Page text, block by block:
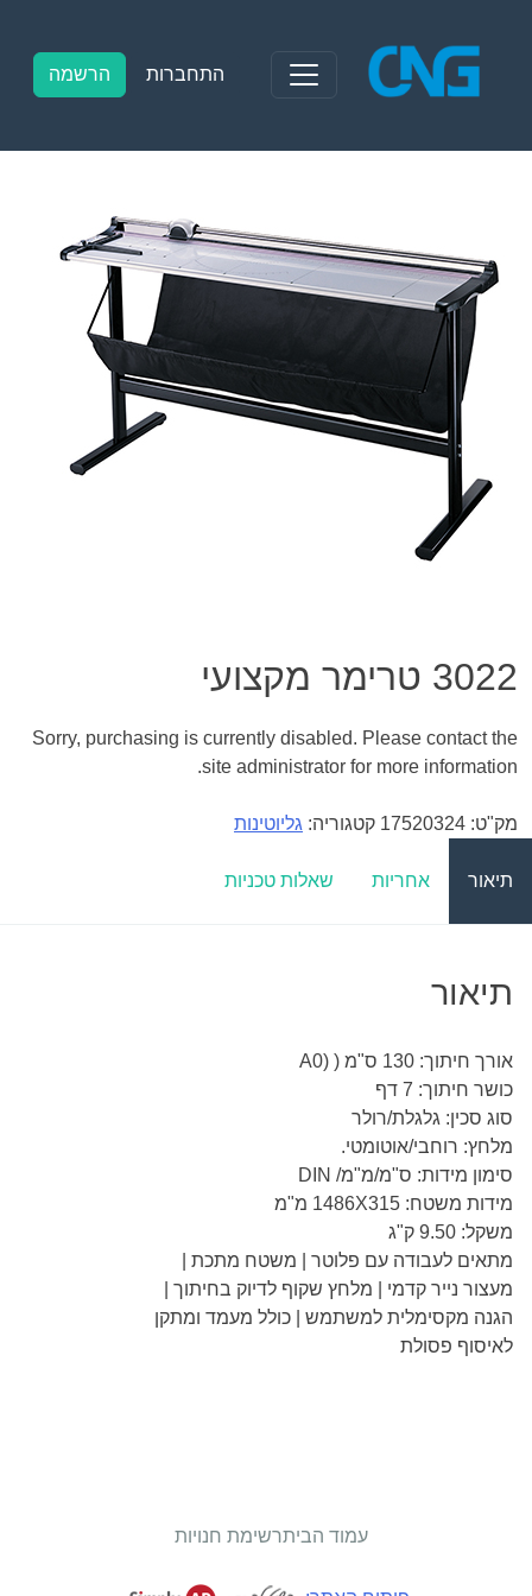
content
התחברות הרשמה
3022 טרימר מקצועי
Sorry, purchasing is currently disabled. Please contact the
site administrator for more information.
מק"ט: 17520324 קטגוריה: גליוטינות
תיאור אחריות שאלות טכניות
תיאור
אורך חיתוך: 130 ס"מ ( (A0
כושר חיתוך: 7 דף
סוג סכין: גלגלת/רולר
מלחץ: רוחבי/אוטומטי.
סימון מידות: ס"מ/מ"מ/ DIN
מידות משטח: 1486X315 מ"מ
משקל: 9.50 ק"ג
מתאים לעבודה עם פלוטר | משטח מתכת |
מעצור נייר קדמי | מלחץ שקוף לדיוק בחיתוך |
הגנה מקסימלית למשתמש | כולל מעמד ומתקן
לאיסוף פסולת
עמוד הביתרשימת חנויות